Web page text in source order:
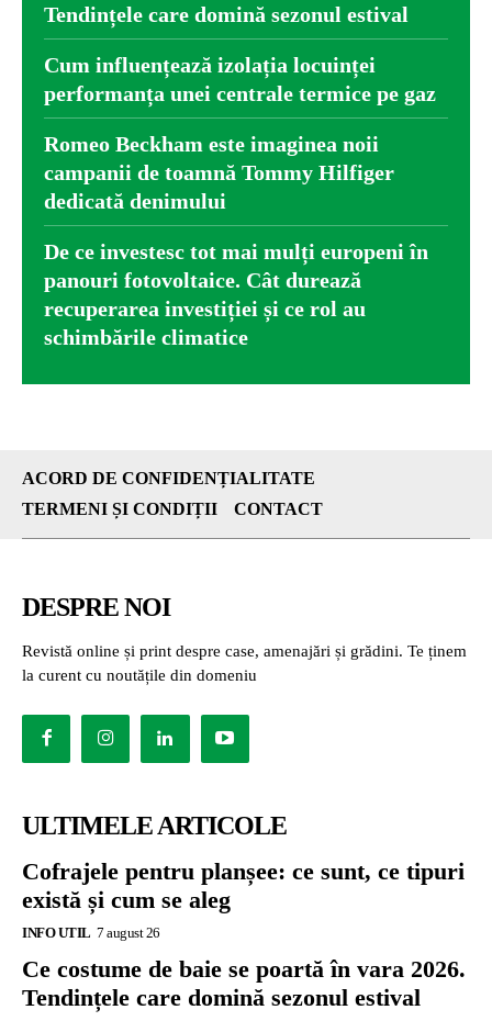
Tendințele care domină sezonul estival
Cum influențează izolația locuinței
performanța unei centrale termice pe gaz
Romeo Beckham este imaginea noii
campanii de toamnă Tommy Hilfiger
dedicată denimului
De ce investesc tot mai mulți europeni în
panouri fotovoltaice. Cât durează
recuperarea investiției și ce rol au
schimbările climatice
ACORD DE CONFIDENȚIALITATE
TERMENI ȘI CONDIȚII
CONTACT
DESPRE NOI
Revistă online și print despre case, amenajări și grădini. Te ținem
la curent cu noutățile din domeniu
ULTIMELE ARTICOLE
Cofrajele pentru planșee: ce sunt, ce tipuri
există și cum se aleg
INFO UTIL 7 august 26
Ce costume de baie se poartă în vara 2026.
Tendințele care domină sezonul estival